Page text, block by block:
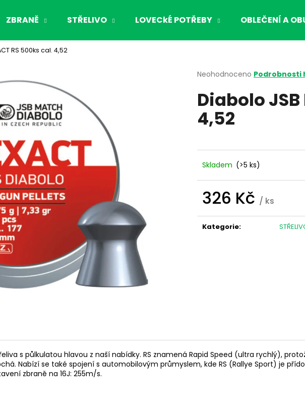
ZBRANĚ STŘELIVO LOVECkÉ POTŘEBY OBLEČENÍ A
RS 500ks cal. 4,52
Průměrné
produktu
je
0,0
z
Neohodnoceno Podrobnosti
Diabolo JSB
4,52
Skladem (>5 ks)
326 Kč / ks
cena:
Kategorie:
s půlkulatou hlavou z naší nabídky. RS znamená Rapid Speed (ultra rychlý),
Nabízí se také spojení s automobilovým průmyslem, kde RS (Rallye Sport) je
zbraně na 16J: 255m/s.
HLEDAT
Doporučujeme
HLAVEŇ
5/8-24/
LOVECKÁ BUNDA UNIVERS LINZ U-TEX
DÁMSKÁ
3 899 Kč
SVETR SLABÝ DO